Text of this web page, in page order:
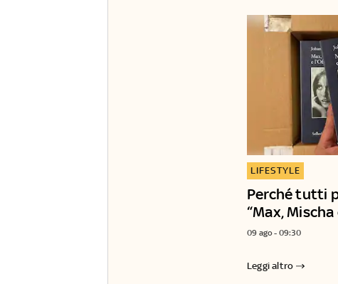
Perché tutti
“Max, Mischa
LIFESTYLE
09 ago - 09:30
Leggi altro